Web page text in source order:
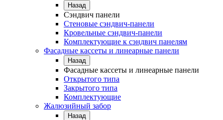
Назад
Сэндвич панели
Стеновые сэндвич-панели
Кровельные сэндвич-панели
Комплектующие к сэндвич панелям
Фасадные кассеты и линеарные панели
Назад
Фасадные кассеты и линеарные панели
Открытого типа
Закрытого типа
Комплектующие
Жалюзийный забор
Назад